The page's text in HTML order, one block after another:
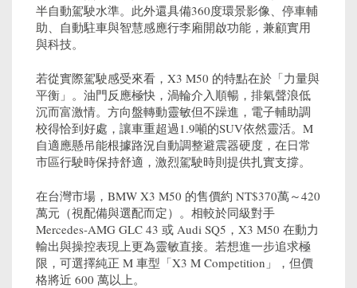
半自動駕駛水準。此外還具備360度環景影像、停車輔
助、自動駐車與智慧感應行李廂開啟功能，兼顧實用
與科技。
若從實際駕駛感受來看，X3 M50 的特點在於「力量與
平衡」。油門反應極快，渦輪介入順暢，排氣聲浪低
沉而富激情。方向盤轉動靈敏但不躁進，電子輔助調
校得恰到好處，讓車重超過1.9噸的SUV依然靈活。M
自適應懸吊能根據路況自動調整避震器硬度，在日常
市區行駛時保持舒適，激烈駕駛時則提供扎實支撐。
在台灣市場，BMW X3 M50 的售價約 NT$370萬～420
萬元（視配備與選配而定）。相較於同級對手
Mercedes-AMG GLC 43 或 Audi SQ5，X3 M50 在動力
輸出與操控表現上更為靈敏直接。若想進一步追求極
限，可選擇純正 M 車型「X3 M Competition」，但價
格將近 600 萬以上。